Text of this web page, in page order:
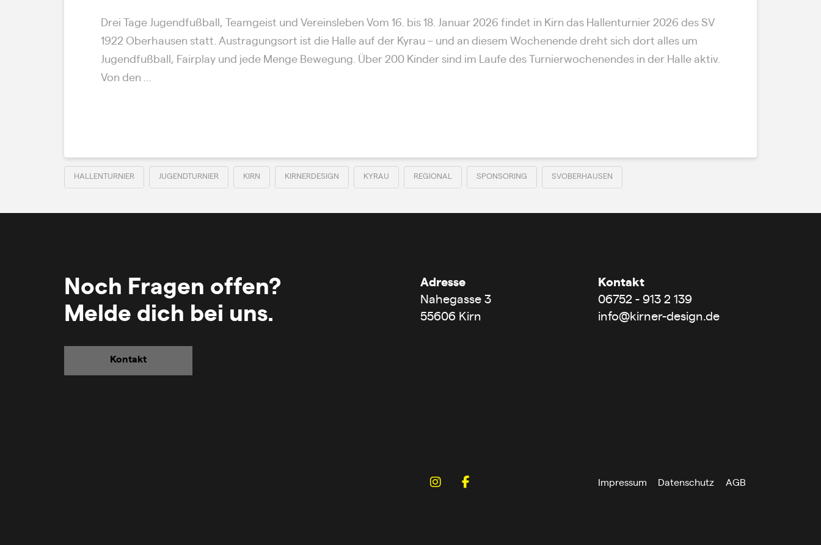
Drei Tage Jugendfußball, Teamgeist und Vereinsleben Vom 16. bis 18. Januar 2026 findet in Kirn das Hallenturnier 2026 des SV
1922 Oberhausen statt. Austragungsort ist die Halle auf der Kyrau – und an diesem Wochenende dreht sich dort alles um
Jugendfußball, Fairplay und jede Menge Bewegung. Über 200 Kinder sind im Laufe des Turnierwochenendes in der Halle aktiv.
Von den …
HALLENTURNIER JUGENDTURNIER KIRN KIRNERDESIGN KYRAU REGIONAL SPONSORING SVOBERHAUSEN
Noch Fragen offen?
Melde dich bei uns.
Kontakt
Adresse
Nahegasse 3
55606 Kirn
Kontakt
06752 - 913 2 139
info@kirner-design.de
Impressum Datenschutz AGB